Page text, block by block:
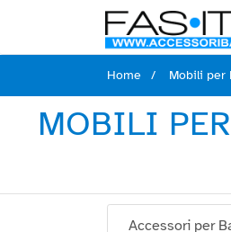
Home Mobili per
MOBILI
Accessori per